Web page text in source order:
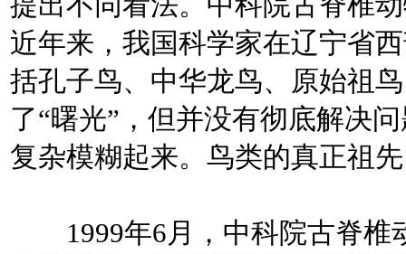
近年来，我国科学家在辽宁省
括孔子鸟、中华龙鸟、原始祖
了“曙光”，但并没有彻底解决
复杂模糊起来。鸟类的真正祖
1999年6月，中科院古脊椎